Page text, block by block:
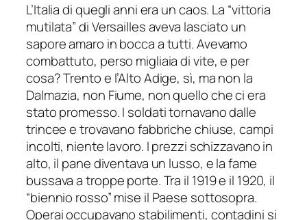
L’Italia di quegli anni era un caos. La “vittoria
mutilata” di Versailles aveva lasciato un
sapore amaro in bocca a tutti. Avevamo
combattuto, perso migliaia di vite, e per
cosa? Trento e l’Alto Adige, sì, ma non la
Dalmazia, non Fiume, non quello che ci era
stato promesso. I soldati tornavano dalle
trincee e trovavano fabbriche chiuse, campi
incolti, niente lavoro. I prezzi schizzavano in
alto, il pane diventava un lusso, e la fame
bussava a troppe porte. Tra il 1919 e il 1920, il
“biennio rosso” mise il Paese sottosopra.
Operai occupavano stabilimenti, contadini si